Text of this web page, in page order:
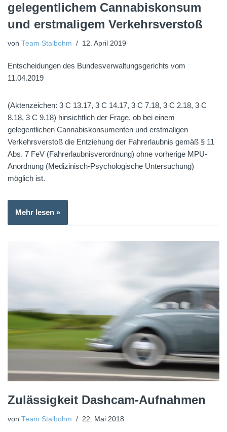
gelegentlichem Cannabiskonsum
und erstmaligem Verkehrsverstoß
von Team Stalbohm 12. April 2019
Entscheidungen des Bundesverwaltungsgerichts vom
11.04.2019
(Aktenzeichen: 3 C 13.17, 3 C 14.17, 3 C 7.18, 3 C 2.18, 3 C
8.18, 3 C 9.18) hinsichtlich der Frage, ob bei einem
gelegentlichen Cannabiskonsumenten und erstmaligen
Verkehrsverstoß die Entziehung der Fahrerlaubnis gemäß § 11
Abs. 7 FeV (Fahrerlaubnisverordnung) ohne vorherige MPU-
Anordnung (Medizinisch-Psychologische Untersuchung)
möglich ist.
Mehr lesen »
Zulässigkeit Dashcam-Aufnahmen
von Team Stalbohm 22. Mai 2018